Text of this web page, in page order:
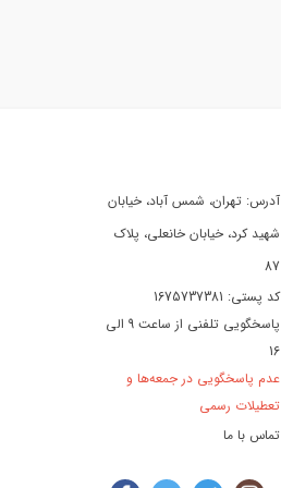
آدرس: تهران، شمس آباد، خیابان
شهید کرد، خیابان خانعلی، پلاک
87
کد پستی: 1675737381
پاسخگویی تلفنی از ساعت 9 الی
16
عدم پاسخگویی در جمعه‌ها و
تعطیلات رسمی
تماس با ما